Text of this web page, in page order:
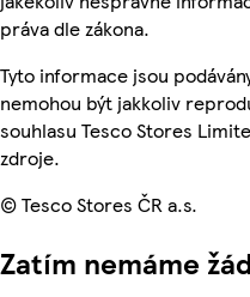
práva dle zákona.
Tyto informace jsou
nemohou být jakkoliv
souhlasu Tesco Stores
zdroje.
© Tesco Stores ČR a.s.
Zatím nemáme